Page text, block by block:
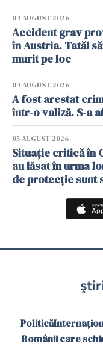
04 AUGUST 2026
Accident grav
în Austria. Tatăl
murit pe loc
04 AUGUST 2026
A fost arestat
într-o valiză. S-a
05 AUGUST 2026
Situație critică în
au lăsat în urma
de protecție sunt
Politică
Românii care